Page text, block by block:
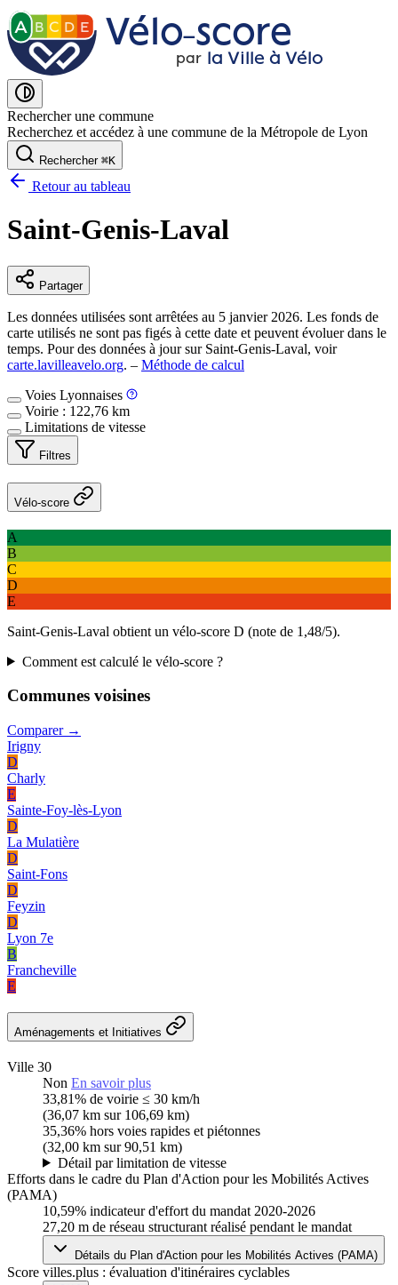
E
D
C
B
A
la Ville à Vélo
par
Vélo˗score
Rechercher une commune
Recherchez et accédez à une commune de la Métropole de Lyon
Rechercher ⌘K
Retour au tableau
Saint-Genis-Laval
Partager
Les données utilisées sont arrêtées au 5 janvier 2026. Les fonds de
carte utilisés ne sont pas figés à cette date et peuvent évoluer dans le
temps. Pour des données à jour sur Saint-Genis-Laval, voir
carte.lavilleavelo.org. – Méthode de calcul
Voies Lyonnaises
Voirie : 122,76 km
Limitations de vitesse
Filtres
Vélo-score
A
B
C
D
E
Saint-Genis-Laval obtient un vélo-score D (note de 1,48/5).
Comment est calculé le vélo-score ?
Communes voisines
Comparer →
Irigny
D
Charly
E
Sainte-Foy-lès-Lyon
D
La Mulatière
D
Saint-Fons
D
Feyzin
D
Lyon 7e
B
Francheville
E
Aménagements et Initiatives
Ville 30
Non En savoir plus
33,81% de voirie ≤ 30 km/h
(36,07 km sur 106,69 km)
35,36% hors voies rapides et piétonnes
(32,00 km sur 90,51 km)
Détail par limitation de vitesse
Efforts dans le cadre du Plan d'Action pour les Mobilités Actives
(PAMA)
10,59% indicateur d'effort du mandat 2020-2026
27,20 m de réseau structurant réalisé pendant le mandat
Détails du Plan d'Action pour les Mobilités Actives (PAMA)
Score villes.plus : évaluation d'itinéraires cyclables